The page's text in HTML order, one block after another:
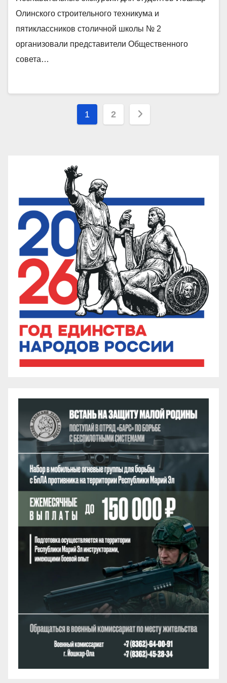
Олинского строительного техникума и
пятиклассников столичной школы № 2
организовали представители Общественного
совета…
Пагинация
1 2